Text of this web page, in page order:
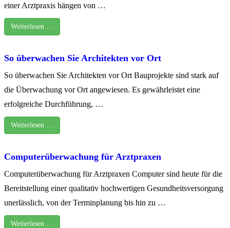
einer Arztpraxis hängen von …
Weiterlesen …
So überwachen Sie Architekten vor Ort
So überwachen Sie Architekten vor Ort Bauprojekte sind stark auf
die Überwachung vor Ort angewiesen. Es gewährleistet eine
erfolgreiche Durchführung, …
Weiterlesen …
Computerüberwachung für Arztpraxen
Computerüberwachung für Arztpraxen Computer sind heute für die
Bereitstellung einer qualitativ hochwertigen Gesundheitsversorgung
unerlässlich, von der Terminplanung bis hin zu …
Weiterlesen …